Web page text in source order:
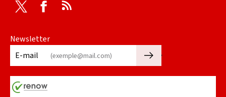
Twitter Facebook
Newsletter
E-mail
🡒